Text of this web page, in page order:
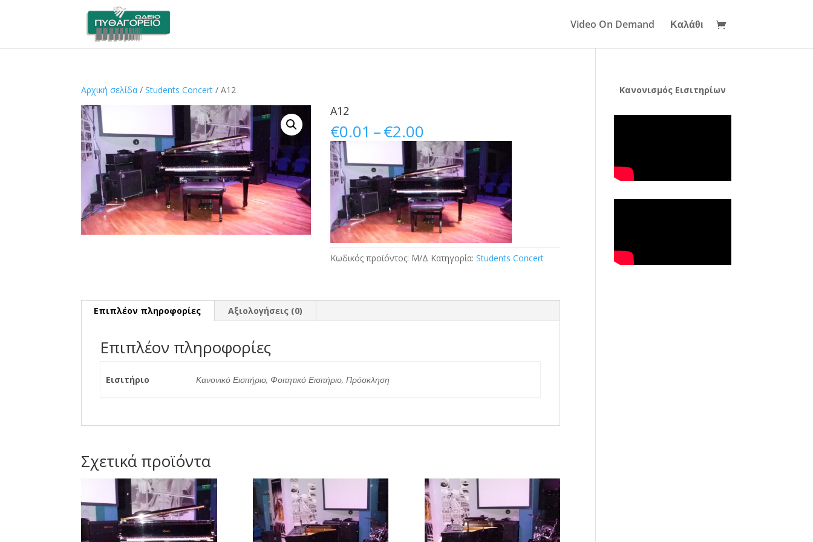
Video On Demand Καλάθι
Αρχική σελίδα /Students Concert / A12
A12
€0.01 –€2.00
range:
€0.01
through
€2.00
Κωδικός προϊόντος: Μ/Δ Κατηγορία:Students Concert
Επιπλέον πληροφορίες Αξιολογήσεις (0)
Επιπλέον πληροφορίες
Εισιτήριο Κανονικό Εισιτήριο, Φοιτητικό Εισιτήριο, Πρόσκληση
Σχετικά προϊόντα
Κανονισμός Εισιτηρίων